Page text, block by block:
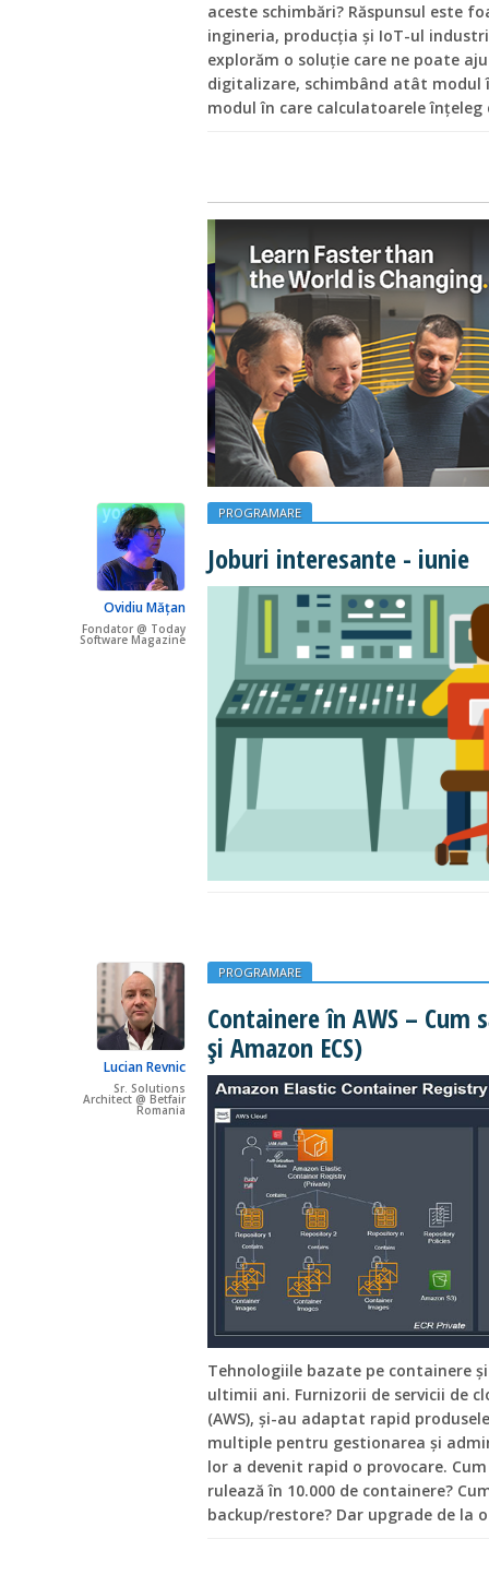
aceste schimbări? Răspunsul este
ingineria, producția și IoT-ul
explorăm o soluție care ne poate
digitalizare, schimbând atât modul
modul în care calculatoarele
Ovidiu Mățan
Fondator @ Today
Software Magazine
PROGRAMARE
Joburi interesante - iunie
Lucian Revnic
Sr. Solutions
Architect @ Betfair
Romania
PROGRAMARE
Containere în AWS – Cum
și Amazon ECS)
Tehnologiile bazate pe containere
ultimii ani. Furnizorii de servicii de
(AWS), și-au adaptat rapid
multiple pentru gestionarea și
lor a devenit rapid o provocare.
rulează în 10.000 de containere?
backup/restore? Dar upgrade de la